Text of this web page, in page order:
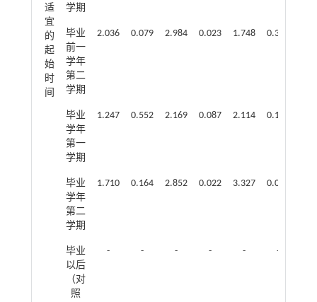
适
宜
的
起
始
时
间
学期
毕业
前一
学年
第二
学期
2.036 0.079 2.984 0.023 1.748 0.305
毕业
学年
第一
学期
1.247 0.552 2.169 0.087 2.114 0.124
毕业
学年
第二
学期
1.710 0.164 2.852 0.022 3.327 0.014
毕业
以后
（对
照
- - - - - -